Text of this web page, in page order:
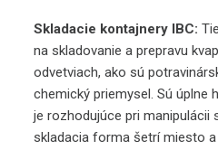
Skladacie kontajnery IBC:
na skladovanie a prepravu
odvetviach, ako sú
chemický priemysel. Sú úplne
je rozhodujúce pri manipulácii
skladacia forma šetrí miesto a